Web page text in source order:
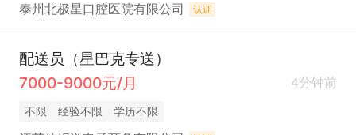
泰州北极星口腔医院有限公司 认证
配送员（星巴克专送）
7000-9000元/月
4分钟前
不限 经验不限 学历不限